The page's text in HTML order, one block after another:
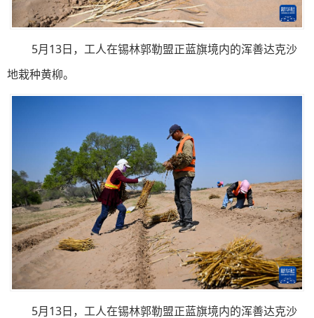
5月13日，工人在锡林郭勒盟正蓝旗境内的浑善达克沙
地栽种黄柳。
5月13日，工人在锡林郭勒盟正蓝旗境内的浑善达克沙